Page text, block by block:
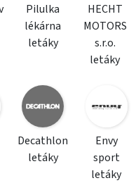
Pilulka
lékárna
letáky
HECHT
MOTORS
s.r.o.
letáky
Decathlon
letáky
Envy
sport
letáky